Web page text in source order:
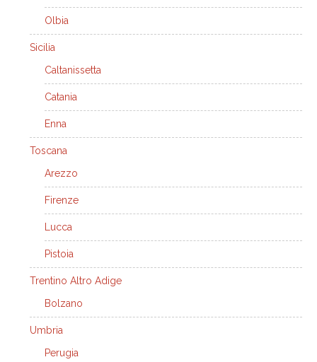
Olbia
Sicilia
Caltanissetta
Catania
Enna
Toscana
Arezzo
Firenze
Lucca
Pistoia
Trentino Altro Adige
Bolzano
Umbria
Perugia